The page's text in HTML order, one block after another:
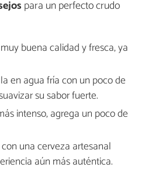
para un perfecto crudo
buena calidad y fresca, ya
en agua fría con un poco de
su sabor fuerte.
intenso, agrega un poco de
una cerveza artesanal
aún más auténtica.